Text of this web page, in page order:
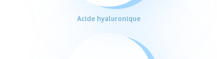
Acide hyaluronique